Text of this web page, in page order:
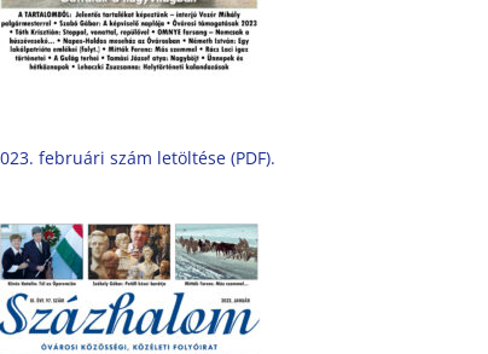
februári szám letöltése (PDF).